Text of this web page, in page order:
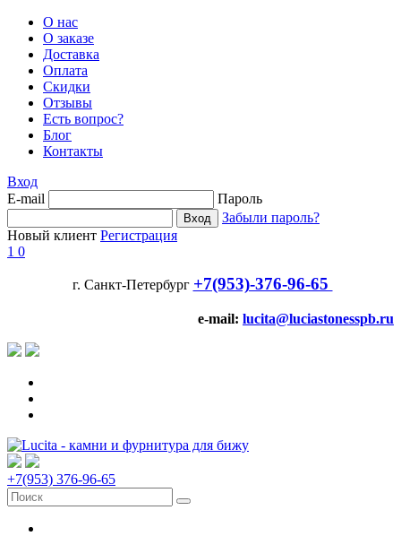
О нас
О заказе
Доставка
Оплата
Скидки
Отзывы
Есть вопрос?
Блог
Контакты
Вход
E-mail
Пароль
Забыли пароль?
Новый клиент Регистрация
1 0
г. Санкт-Петербург +7(953)-376-96-65
e-mail: lucita@luciastonesspb.ru
+7(953) 376-96-65